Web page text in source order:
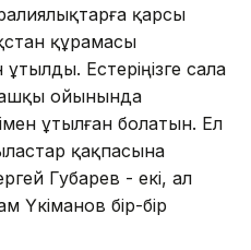
қарсы
құрамасы
Естеріңізге сала
ойынында
ұтылған болатын. Ел
қақпасына
Губарев - екі, ал
Үкіманов бір-бір